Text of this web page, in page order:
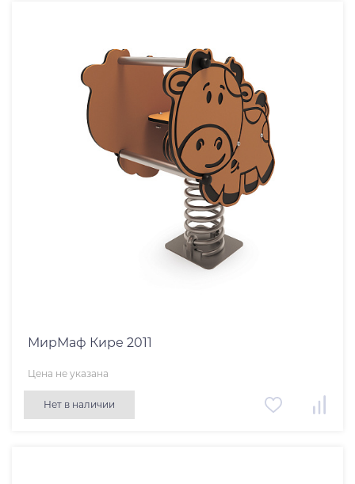
МирМаф Кире 2011
Цена не указана
Нет в наличии